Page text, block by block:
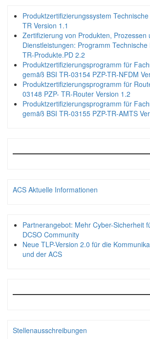
Produktzertifizierungssystem
TR Version 1.1
Zertifizierung von Produkten, Prozessen
Dienstleistungen: Programm
TR-Produkte.PD 2.2
Produktzertifizierungsprogramm für
gemäß BSI TR-03154 PZP-TR-NFDM
Produktzertifizierungsprogramm für
03148 PZP- TR-Router Version 1.2
Produktzertifizierungsprogramm für
gemäß BSI TR-03155 PZP-TR-AMTS
ACS Aktuelle Informationen
Partnerangebot: Mehr Cyber-Sicherheit
DCSO Community
Neue TLP-Version 2.0 für die
und der ACS
Stellenausschreibungen